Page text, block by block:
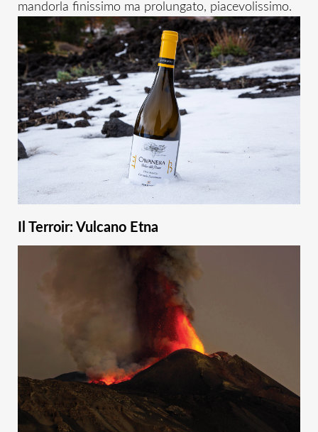
mandorla finissimo ma prolungato, piacevolissimo.
Il Terroir: Vulcano Etna